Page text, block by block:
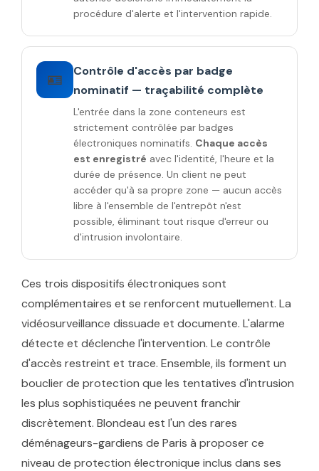
procédure d'alerte et l'intervention rapide.
🪪
Contrôle d'accès par badge
nominatif — traçabilité complète
L'entrée dans la zone conteneurs est
strictement contrôlée par badges
électroniques nominatifs. Chaque accès
est enregistré avec l'identité, l'heure et la
durée de présence. Un client ne peut
accéder qu'à sa propre zone — aucun accès
libre à l'ensemble de l'entrepôt n'est
possible, éliminant tout risque d'erreur ou
d'intrusion involontaire.
Ces trois dispositifs électroniques sont
complémentaires et se renforcent mutuellement. La
vidéosurveillance dissuade et documente. L'alarme
détecte et déclenche l'intervention. Le contrôle
d'accès restreint et trace. Ensemble, ils forment un
bouclier de protection que les tentatives d'intrusion
les plus sophistiquées ne peuvent franchir
discrètement. Blondeau est l'un des rares
déménageurs-gardiens de Paris à proposer ce
niveau de protection électronique inclus dans ses